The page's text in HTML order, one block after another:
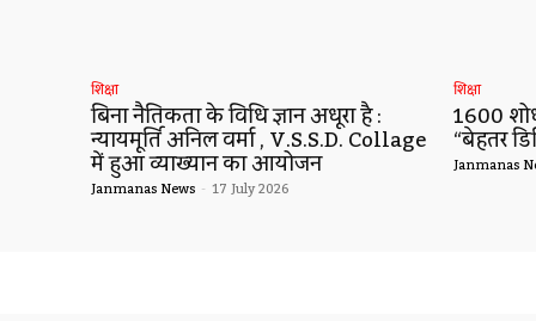
शिक्षा
बिना नैतिकता के विधि ज्ञान अधूरा है :
न्यायमूर्ति अनिल वर्मा , V.S.S.D. Collage
में हुआ व्याख्यान का आयोजन
Janmanas News - 17 July 2026
शिक्षा
1600
“बेहतर
Janmanas